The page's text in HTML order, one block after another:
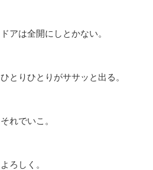
ドアは全開にしとかない。
ひとりひとりがササッと出る。
それでいこ。
よろしく。